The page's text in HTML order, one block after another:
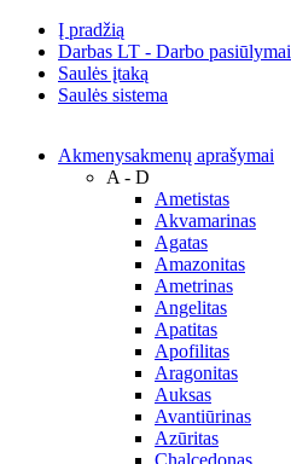
Į pradžią
Darbas LT - Darbo pasiūlymai
Saulės įtaką
Saulės sistema
Akmenysakmenų aprašymai
A - D
Ametistas
Akvamarinas
Agatas
Amazonitas
Ametrinas
Angelitas
Apatitas
Apofilitas
Aragonitas
Auksas
Avantiūrinas
Azūritas
Chalcedonas